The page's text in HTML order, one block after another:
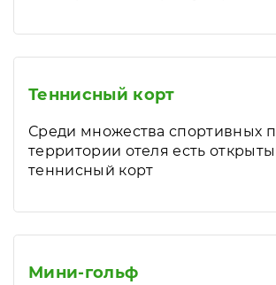
Теннисный корт
Среди множества спортивных
территории отеля есть
теннисный корт
Мини-гольф